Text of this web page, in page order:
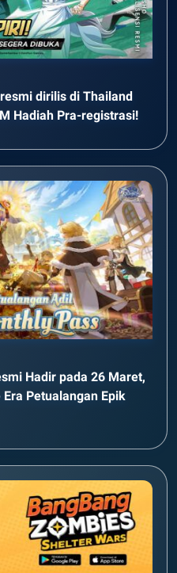
dirilis di Thailand
Hadiah Pra-registrasi!
Hadir pada 26 Maret,
Petualangan Epik